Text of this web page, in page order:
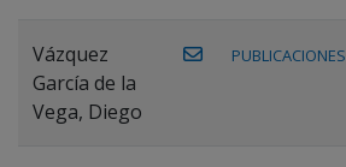
Vázquez
García de la
Vega, Diego
PUBLICACIONES